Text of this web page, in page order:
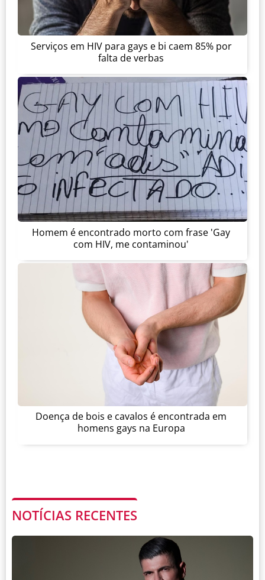
Serviços em HIV para gays e bi caem 85% por
falta de verbas
Homem é encontrado morto com frase 'Gay
com HIV, me contaminou'
Doença de bois e cavalos é encontrada em
homens gays na Europa
NOTÍCIAS RECENTES